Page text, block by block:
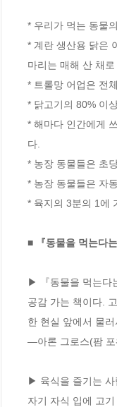
* 우리가 먹는 동물
* 계란 생산용 닭은
마리는 매해 산 채로
* 트롤망 어업은 전
* 닭고기의 80% 이
* 해마다 인간에게
다.
* 농장 동물들은 초
* 농장 동물들은 자
* 육지의 3분의 1에
■ 『동물을 먹는다
▶ 『동물을 먹는다
공감 가는 책이다.
한 현실 앞에서 물
―아론 그로스(팜 포
▶ 육식을 즐기는 사
자기 자식 입에 고